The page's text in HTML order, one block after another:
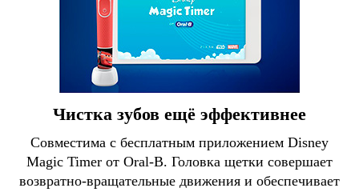
Чистка зубов ещё эффективнее
Совместима с бесплатным приложением Disney
Magic Timer от Oral-B. Головка щетки совершает
возвратно-вращательные движения и обеспечивает